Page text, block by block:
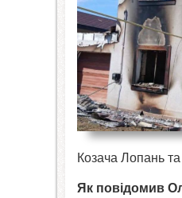
Козача Лопань
Як повідомив